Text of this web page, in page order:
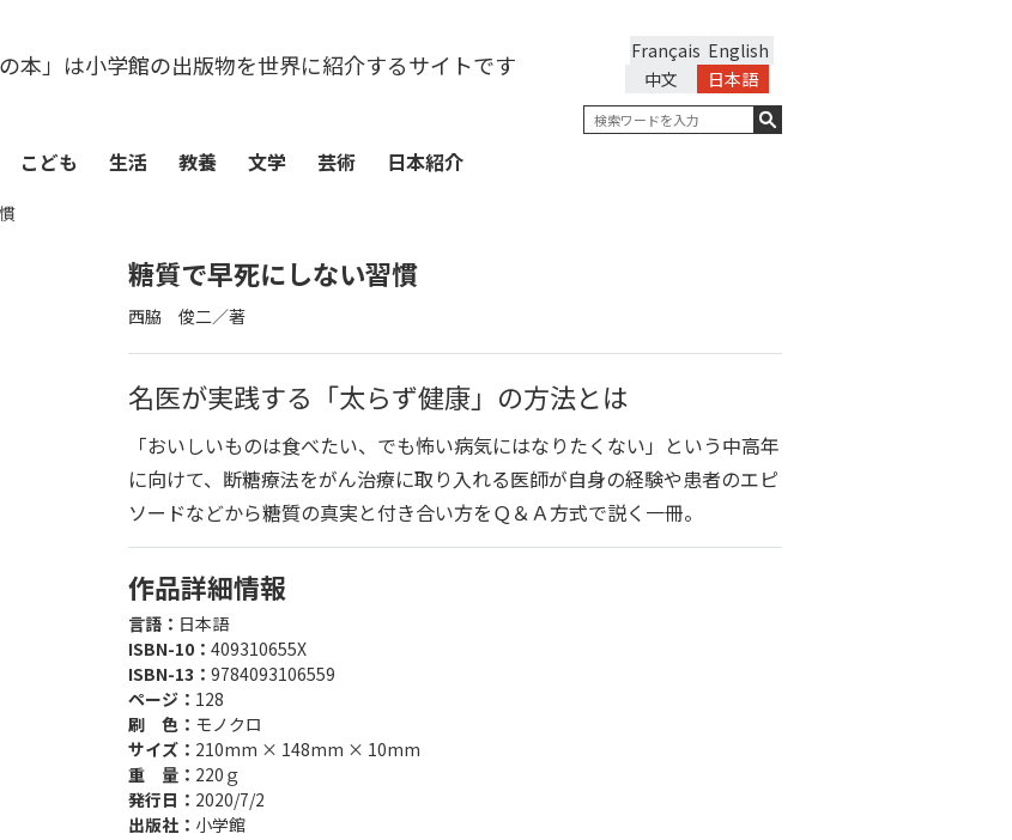
の本」は小学館の出版物を世界に紹介するサイトです English
Français
日本語
中文
こども 生活 教養 文学 芸術 日本紹介
糖質で早死にしない習慣
西脇 俊二／著
名医が実践する「太らず健康」の方法とは
「おいしいものは食べたい、でも怖い病気にはなりたくない」という中高年
に向けて、断糖療法をがん治療に取り入れる医師が自身の経験や患者のエピ
ソードなどから糖質の真実と付き合い方をＱ＆Ａ方式で説く一冊。
作品詳細情報
言語： 日本語
ISBN-10： 409310655X
ISBN-13： 9784093106559
ページ： 128
刷 色： モノクロ
サイズ： 210mm × 148mm × 10mm
重 量： 220ｇ
発行日： 2020/7/2
出版社： 小学館